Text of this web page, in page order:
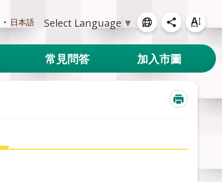
日本語 Select Language ▼
常見問答 加入市圖